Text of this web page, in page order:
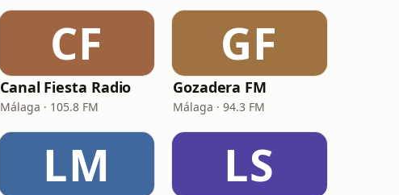
CF
Canal Fiesta Radio
Málaga · 105.8 FM
GF
Gozadera FM
Málaga · 94.3 FM
LM LS